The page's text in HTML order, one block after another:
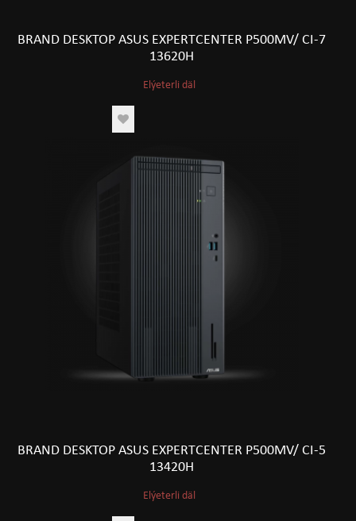
BRAND DESKTOP ASUS EXPERTCENTER P500MV/ CI-7
13620H
Elýeterli däl
BRAND DESKTOP ASUS EXPERTCENTER P500MV/ CI-5
13420H
Elýeterli däl